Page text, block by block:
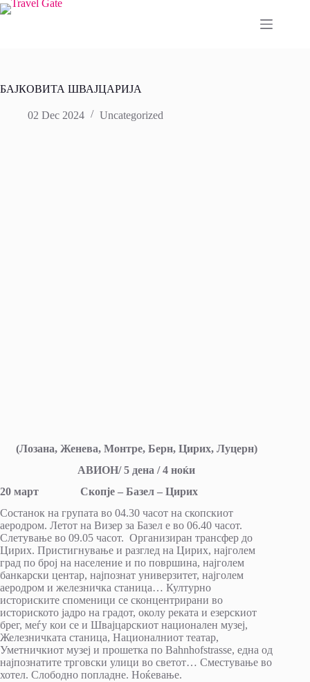
Skip
to
БАЈКОВИТА ШВАЈЦАРИЈА
02 Dec 2024 Uncategorized
(Лозана, Женева, Монтре, Берн, Цирих, Луцерн)
АВИОН/ 5 дена / 4 ноќи
20 март Скопје – Базел – Цирих
Состанок на групата во 04.30 часот на скопскиот
аеродром. Летот на Визер за Базел е во 06.40 часот.
Слетување во 09.05 часот. Организиран трансфер до
Цирих. Пристигнување и разглед на Цирих, најголем
град по број на население и по површина, најголем
банкарски центар, најпознат универзитет, најголем
аеродром и железничка станица… Културно
историските споменици се сконцентрирани во
историското јадро на градот, околу реката и езерскиот
брег, меѓу кои се и Швајцарскиот национален музеј,
Железничката станица, Националниот театар,
Уметничкиот музеј и прошетка по Bahnhofstrasse, една од
најпознатите трговски улици во светот… Сместување во
хотел. Слободно попладне. Ноќевање.